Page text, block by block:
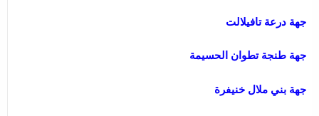
جهة درعة تافيلالت
جهة طنجة تطوان الحسيمة
جهة بني ملال خنيفرة